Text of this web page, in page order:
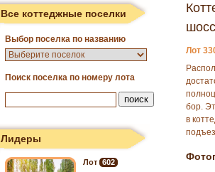
Лот
бор.
в
Все коттеджные поселки
Выбор поселка по названию
Поиск поселка по номеру лота
Лидеры
Лот 602